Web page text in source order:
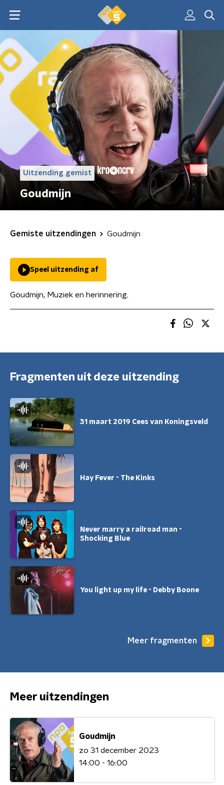
Uitzending gemist
Goudmijn
Gemiste uitzendingen Goudmijn
Speel uitzending af
Goudmijn, Muziek en herinnering.
Fragmenten uit deze uitzending
31 maart 2019 Cees van Koningsveld
Hay Fever - The Kinks
Never marry a railroad man -
Shocking Blue
You light up my life - Debby Boone
Meer fragmenten
Meer uitzendingen
Goudmijn
zo 31 december 2023
14:00 - 16:00